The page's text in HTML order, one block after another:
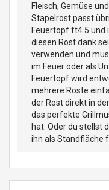
Fleisch, Gemüse
Stapelrost passt
Feuertopf ft4.5 und
diesen Rost dank
verwenden und
im Feuer oder als
Feuertopf wird
mehrere Roste
der Rost direkt in
das perfekte
hat. Oder du stellst
ihn als Standfläche